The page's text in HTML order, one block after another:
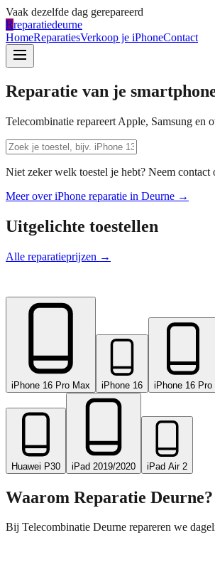
Vaak dezelfde dag gerepareerd
Rreparatiedeurne
HomeReparatiesVerkoop je iPhoneContact
Reparatie van je
Telecombinatie repareert Apple, Samsung en
Niet zeker welk toestel je hebt? Neem
Meer over iPhone reparatie in Deurne →
Uitgelichte toestellen
Alle reparatieprijzen →
iPhone 16 Pro Max iPhone 16 iPhone 16 Pro
Huawei P30 iPad 2019/2020 iPad Air 2
Waarom Reparatie Deurne?
Bij Telecombinatie Deurne repareren we